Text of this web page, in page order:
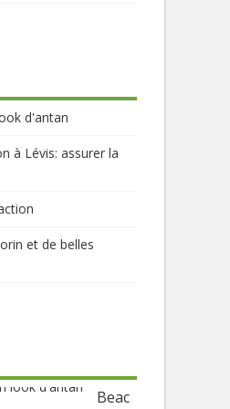
d'antan
à Lévis: assurer la
et de belles
Beac